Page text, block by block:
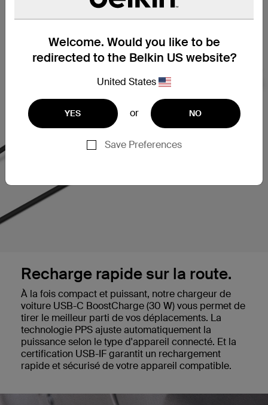
Welcome. Would you like to be
redirected to the Belkin US website?
United States
YES or NO
Save Preferences
Recharge rapide sur la route.
À la fois compact et puissant, notre chargeur de
voiture USB-C BoostCharge (30 W) vous permet de
tirer le meilleur parti de vos déplacements. La
technologie PPS ajuste automatiquement la
puissance selon le type d'appareil connecté. Et la
certification USB-IF garantit un rechargement
rapide et sécurisé de votre appareil compatible.